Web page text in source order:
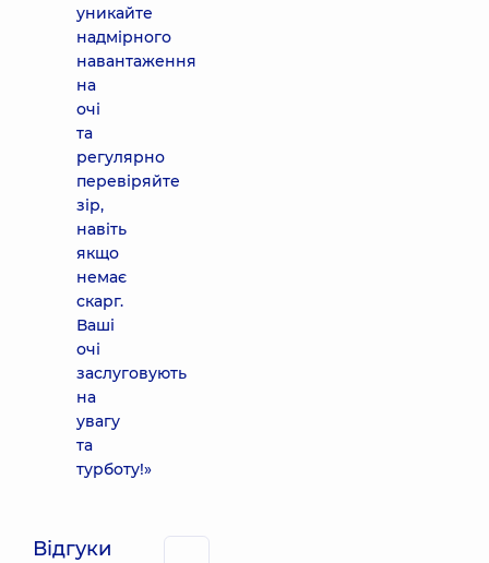
уникайте
надмірного
навантаження
на
очі
та
регулярно
перевіряйте
зір,
навіть
якщо
немає
скарг.
Ваші
очі
заслуговують
на
увагу
та
турботу!»
Відгуки